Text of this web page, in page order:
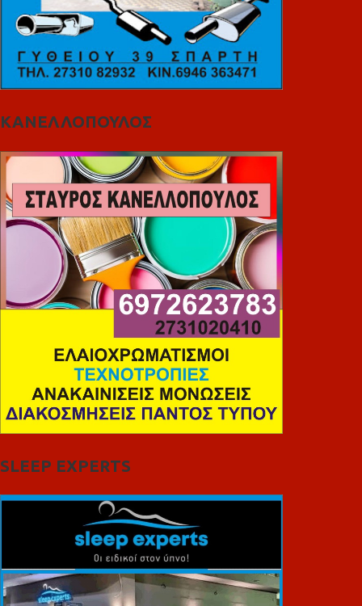
ΚΑΝΕΛΛΟΠΟΥΛΟΣ
SLEEP EXPERTS